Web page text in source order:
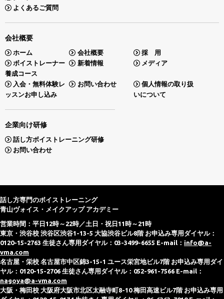
よくあるご質問
会社概要
ホーム 会社概要
採 用
ボイストレーナー
養成コース
新着情報 メディア
入会・無料体験レ
ッスンお申し込み
お問い合わせ
個人情報の取り扱
いについて
企業向け研修
話し方ボイストレーニング研修
お問い合わせ
話し方専門のボイストレーニング
青山ヴォイス・メイクアップ アカデミー
営業時間：平日12時～22時／土日・祝日11時～21時
東京・渋谷校 渋谷区渋谷1-13-5 大協渋谷ビル8階 お申込み専用ダイヤル：
0120-15-2763 生徒さん専用ダイヤル：03-3499-6655 E-mail： info@a-
vma.com
名古屋・栄校 名古屋市中区錦3-15-1 ユース栄宮地ビル7階 お申込み専用ダイ
ヤル：0120-15-2706 生徒さん専用ダイヤル：052-961-7566 E-mail：
nagoya@a-vma.com
大阪・梅田校 大阪府大阪市北区太融寺町8-10 梅田高速ビル7階 お申込み専用